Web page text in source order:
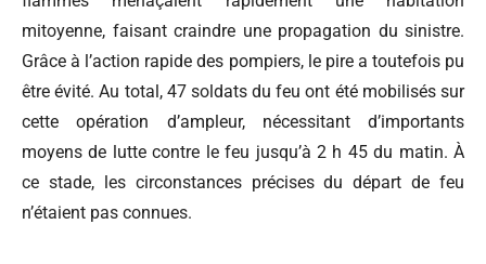
mitoyenne, faisant craindre une propagation du sinistre.
Grâce à l’action rapide des pompiers, le pire a toutefois pu
être évité. Au total, 47 soldats du feu ont été mobilisés sur
cette opération d’ampleur, nécessitant d’importants
moyens de lutte contre le feu jusqu’à 2 h 45 du matin. À
ce stade, les circonstances précises du départ de feu
n’étaient pas connues.